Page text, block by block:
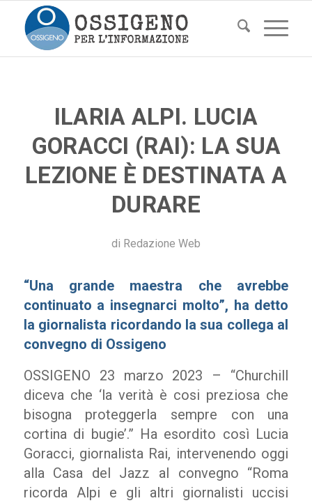
ILARIA ALPI. LUCIA
GORACCI (RAI): LA SUA
LEZIONE È DESTINATA A
DURARE
di Redazione Web
“Una grande maestra che avrebbe
continuato a insegnarci molto”, ha detto
la giornalista ricordando la sua collega al
convegno di Ossigeno
OSSIGENO 23 marzo 2023 – “Churchill
diceva che ‘la verità è cosi preziosa che
bisogna proteggerla sempre con una
cortina di bugie’.” Ha esordito così Lucia
Goracci, giornalista Rai, intervenendo oggi
alla Casa del Jazz al convegno “Roma
ricorda Alpi e gli altri giornalisti uccisi